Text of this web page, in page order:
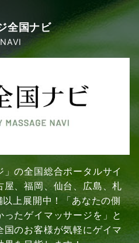
全国ナビ
」の全国総合ポータルサイ
屋、福岡、仙台、広島、札
上展開中！「あなたの側
たゲイマッサージを」と
国のお客様が気軽にゲイマ